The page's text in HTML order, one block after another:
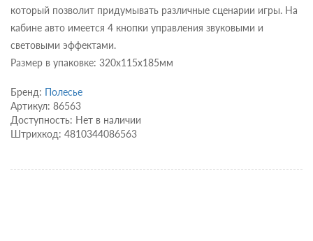
который позволит придумывать различные сценарии игры. На
кабине авто имеется 4 кнопки управления звуковыми и
световыми эффектами.
Размер в упаковке: 320х115х185мм
Бренд: Полесье
Артикул: 86563
Доступность: Нет в наличии
Штрихкод: 4810344086563